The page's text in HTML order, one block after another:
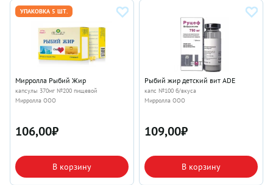
УПАКОВКА 5 ШТ.
Мирролла Рыбий Жир
капсулы 370мг №200 пищевой
Мирролла ООО
106,00₽
В корзину
Рыбий жир детский вит ADE
капс №100 б/вкуса
Мирролла ООО
109,00₽
В корзину